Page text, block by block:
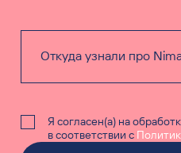
Я согласен(а) на
в соответствии с